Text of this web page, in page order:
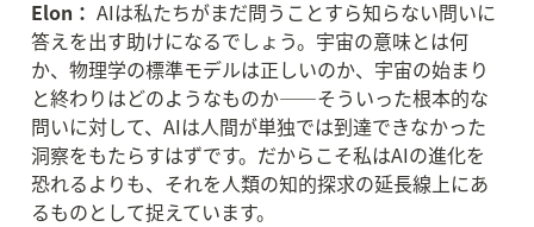
Elon： AIは私たちがまだ問うことすら知らない問いに
答えを出す助けになるでしょう。宇宙の意味とは何
か、物理学の標準モデルは正しいのか、宇宙の始まり
と終わりはどのようなものか——そういった根本的な
問いに対して、AIは人間が単独では到達できなかった
洞察をもたらすはずです。だからこそ私はAIの進化を
恐れるよりも、それを人類の知的探求の延長線上にあ
るものとして捉えています。